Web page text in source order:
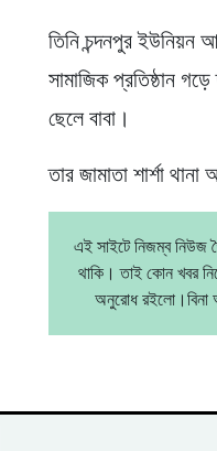
তিনি চন্দনপুর ইউনিয়ন
সামাজিক প্রতিষ্ঠান
ছেলে বাবা।
তার জামাতা শার্শা
এই সাইটে নিজম্ব নিউজ
থাকি। তাই কোন খবর
অনুরোধ রইলো।বিনা